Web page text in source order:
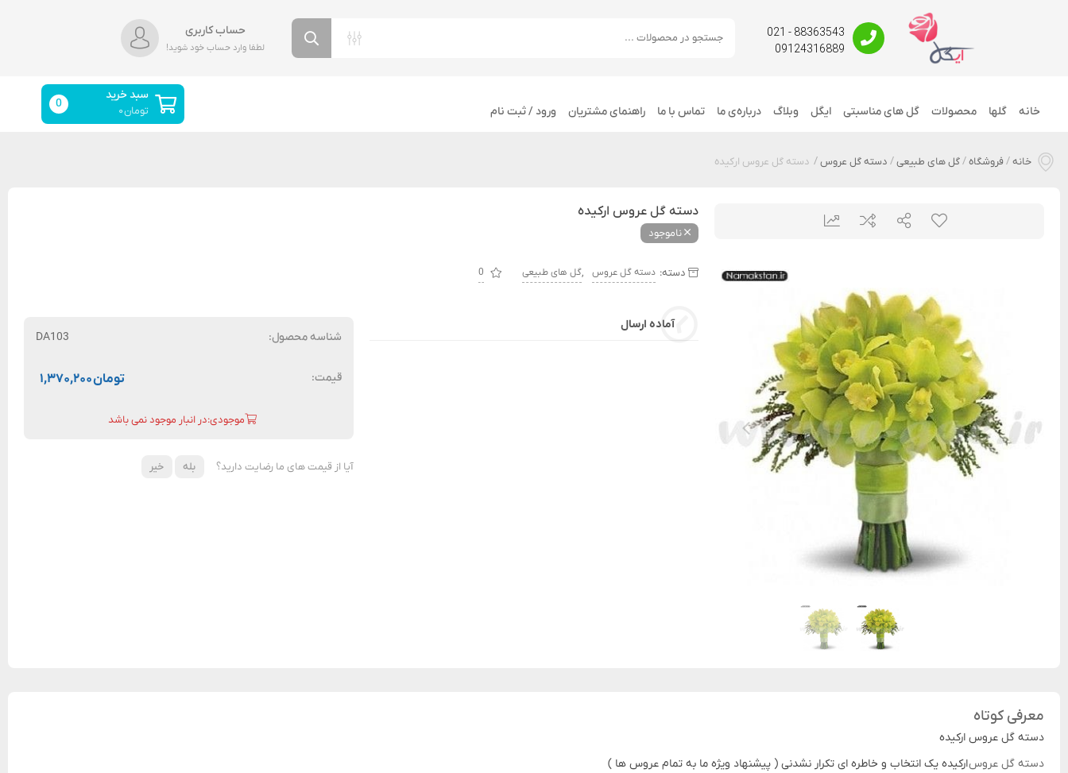
88363543 - 021
09124316889
حساب کاربری
لطفا وارد حساب خود شوید!
خانه گلها محصولات گل های مناسبتی ایگل وبلاگ درباره‌ی ما تماس با ما راهنمای مشتریان ورود / ثبت نام
سبد خرید
۰تومان 0
خانه/فروشگاه/گل های طبیعی/ دسته گل عروس/ دسته گل عروس ارکیده
دسته گل عروس ارکیده
ناموجود
دسته: دسته گل عروس ,گل های طبیعی 0
آماده ارسال
شناسه محصول:
DA103
قیمت: ۱,۳۷۰,۲۰۰تومان
موجودی:در انبار موجود نمی باشد
آیا از قیمت های ما رضایت دارید؟ بله خیر
معرفی کوتاه
دسته گل عروس ارکیده
دسته گل عروسارکیده یک انتخاب و خاطره ای تکرار نشدنی ( پیشنهاد ویژه ما به تمام عروس ها )